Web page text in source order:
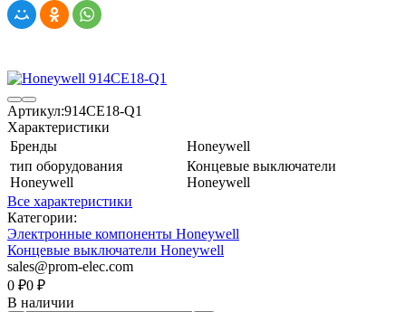
Артикул:914CE18-Q1
Характеристики
Бренды
Honeywell
тип оборудования
Honeywell
Концевые выключатели
Honeywell
Все характеристики
Категории:
Электронные компоненты Honeywell
Концевые выключатели Honeywell
sales@prom-elec.com
0 ₽0 ₽
В наличии